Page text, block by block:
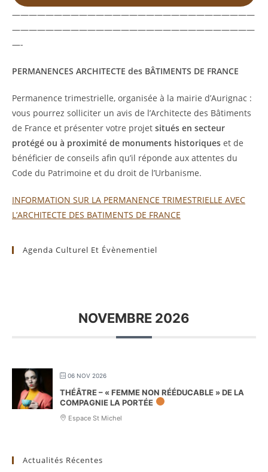
—————————————————————————————
—————————————————————————————
—-
PERMANENCES ARCHITECTE des BÂTIMENTS DE FRANCE
Permanence trimestrielle, organisée à la mairie d’Aurignac :
vous pourrez solliciter un avis de l’Architecte des Bâtiments
de France et présenter votre projet situés en secteur
protégé ou à proximité de monuments historiques et de
bénéficier de conseils afin qu’il réponde aux attentes du
Code du Patrimoine et du droit de l’Urbanisme.
INFORMATION SUR LA PERMANENCE TRIMESTRIELLE AVEC
L’ARCHITECTE DES BATIMENTS DE FRANCE
Agenda Culturel Et Évènementiel
NOVEMBRE 2026
06 NOV 2026
THÉÂTRE – « FEMME NON RÉÉDUCABLE » DE LA
COMPAGNIE LA PORTÉE
Espace St Michel
Actualités Récentes